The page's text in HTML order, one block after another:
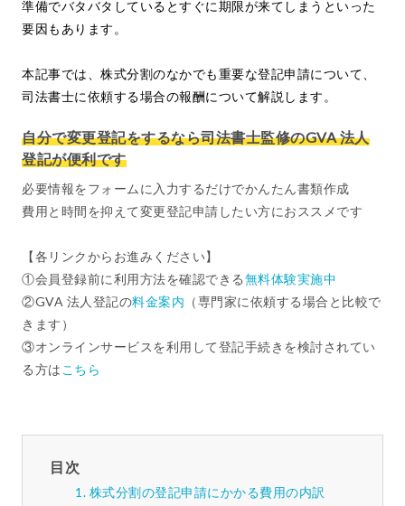
準備でバタバタしているとすぐに期限が来てしまうといった
要因もあります。
本記事では、株式分割のなかでも重要な登記申請について、
司法書士に依頼する場合の報酬について解説します。
自分で変更登記をするなら司法書士監修のGVA 法人
登記が便利です
必要情報をフォームに入力するだけでかんたん書類作成
費用と時間を抑えて変更登記申請したい方におススメです
【各リンクからお進みください】
①会員登録前に利用方法を確認できる無料体験実施中
②GVA 法人登記の料金案内 （専門家に依頼する場合と比較で
きます）
③オンラインサービスを利用して登記手続きを検討されてい
る方は こちら
目次
株式分割の登記申請にかかる費用の内訳